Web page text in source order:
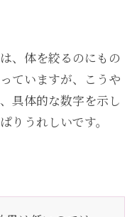
、体を絞るのにもの
ていますが、こうや
具体的な数字を示し
りうれしいです。